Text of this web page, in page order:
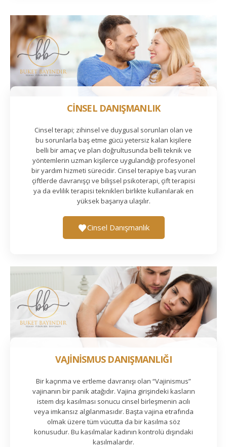
CİNSEL DANIŞMANLIK
Cinsel terapi; zihinsel ve duygusal sorunları olan ve
bu sorunlarla baş etme gücü yetersiz kalan kişilere
belli bir amaç ve plan doğrultusunda belli teknik ve
yöntemlerin uzman kişilerce uygulandığı profesyonel
bir yardım hizmeti sürecidir. Cinsel terapiye baş vuran
çiftlerde davranışçı ve bilişsel psikoterapi, çift terapisi
ya da evlilik terapisi teknikleri birlikte kullanılarak en
yüksek başarıya ulaşılır.
Cinsel Danışmanlık
VAJİNİSMUS DANIŞMANLIĞI
Bir kaçınma ve ertleme davranışı olan “Vajinismus”
vajinanın bir panik atağıdır. Vajina girişindeki kasların
istem dışı kasılması sonucu cinsel birleşmenin acılı
veya imkansız algılanmasıdır. Başta vajina etrafında
olmak üzere tüm vücutta da bir kasılma söz
konusudur. Bu kasılmalar kadının kontrolü dışındaki
kasılmalardır.